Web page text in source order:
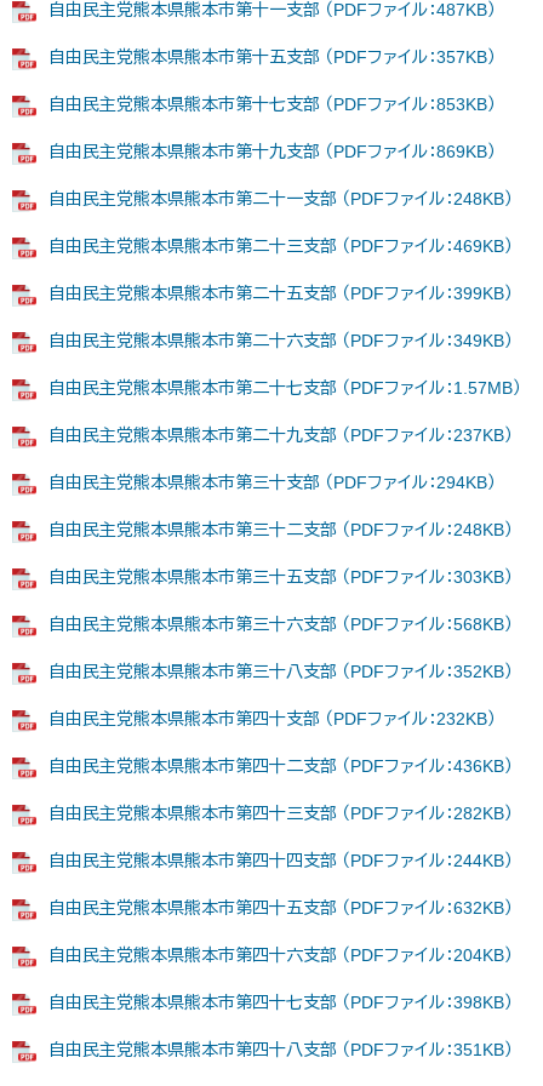
自由民主党熊本県熊本市第十一支部 （PDFファイル：487KB）
自由民主党熊本県熊本市第十五支部 （PDFファイル：357KB）
自由民主党熊本県熊本市第十七支部 （PDFファイル：853KB）
自由民主党熊本県熊本市第十九支部 （PDFファイル：869KB）
自由民主党熊本県熊本市第二十一支部 （PDFファイル：248KB）
自由民主党熊本県熊本市第二十三支部 （PDFファイル：469KB）
自由民主党熊本県熊本市第二十五支部 （PDFファイル：399KB）
自由民主党熊本県熊本市第二十六支部 （PDFファイル：349KB）
自由民主党熊本県熊本市第二十七支部 （PDFファイル：1.57MB）
自由民主党熊本県熊本市第二十九支部 （PDFファイル：237KB）
自由民主党熊本県熊本市第三十支部 （PDFファイル：294KB）
自由民主党熊本県熊本市第三十二支部 （PDFファイル：248KB）
自由民主党熊本県熊本市第三十五支部 （PDFファイル：303KB）
自由民主党熊本県熊本市第三十六支部 （PDFファイル：568KB）
自由民主党熊本県熊本市第三十八支部 （PDFファイル：352KB）
自由民主党熊本県熊本市第四十支部 （PDFファイル：232KB）
自由民主党熊本県熊本市第四十二支部 （PDFファイル：436KB）
自由民主党熊本県熊本市第四十三支部 （PDFファイル：282KB）
自由民主党熊本県熊本市第四十四支部 （PDFファイル：244KB）
自由民主党熊本県熊本市第四十五支部 （PDFファイル：632KB）
自由民主党熊本県熊本市第四十六支部 （PDFファイル：204KB）
自由民主党熊本県熊本市第四十七支部 （PDFファイル：398KB）
自由民主党熊本県熊本市第四十八支部 （PDFファイル：351KB）